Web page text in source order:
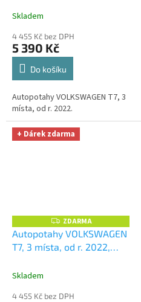
šedý+ OPTIMÁL utěrka na
Microfiber zdarma v
hodnotě 329,-Kč
Skladem
4 455 Kč bez DPH
5 390 Kč
Do košíku
Autopotahy VOLKSWAGEN T7, 3
místa, od r. 2022.
+ Dárek zdarma
Z
D
A
M
ZDARMA
Autopotahy VOLKSWAGEN
T7, 3 místa, od r. 2022,
audi+ OPTIMÁL utěrka na
Skladem
4 455 Kč bez DPH